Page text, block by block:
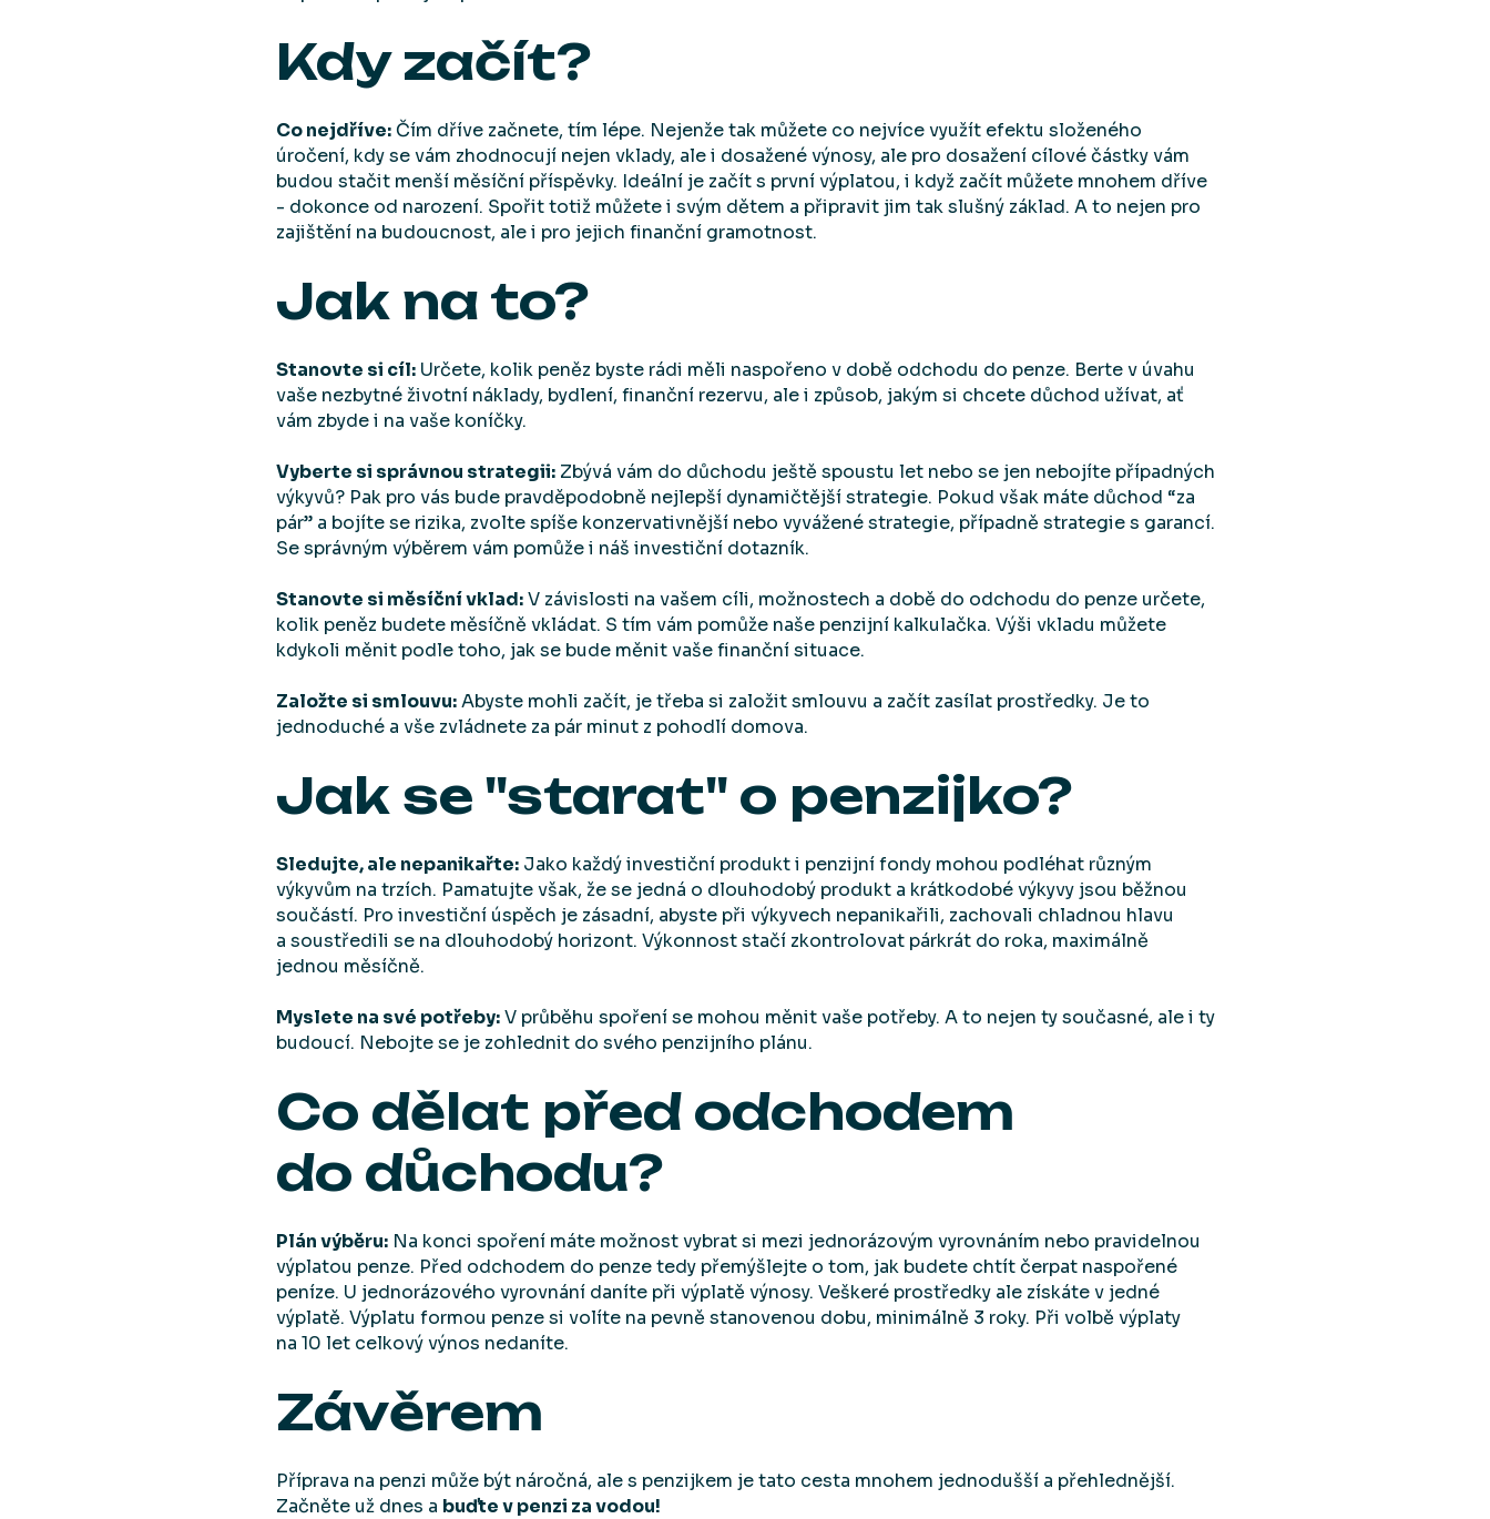
Kdy začít?
Co nejdříve:Čím dříve začnete, tím lépe. Nejenže tak můžete co nejvíce využít efektu složeného
úročení, kdy se vám zhodnocují nejen vklady, ale i dosažené výnosy, ale pro dosažení cílové částky vám
budou stačit menší měsíční příspěvky. Ideální je začít s první výplatou, i když začít můžete mnohem dříve
- dokonce od narození. Spořit totiž můžete i svým dětem a připravit jim tak slušný základ. A to nejen pro
zajištění na budoucnost, ale i pro jejich finanční gramotnost.
Jak na to?
Stanovte si cíl:Určete, kolik peněz byste rádi měli naspořeno v době odchodu do penze. Berte v úvahu
vaše nezbytné životní náklady, bydlení, finanční rezervu, ale i způsob, jakým si chcete důchod užívat, ať
vám zbyde i na vaše koníčky.
Vyberte si správnou strategii:Zbývá vám do důchodu ještě spoustu let nebo se jen nebojíte případných
výkyvů? Pak pro vás bude pravděpodobně nejlepší dynamičtější strategie. Pokud však máte důchod “za
pár” a bojíte se rizika, zvolte spíše konzervativnější nebo vyvážené strategie, případně strategie s garancí.
Se správným výběrem vám pomůže i náš investiční dotazník.
Stanovte si měsíční vklad:V závislosti na vašem cíli, možnostech a době do odchodu do penze určete,
kolik peněz budete měsíčně vkládat. S tím vám pomůže naše penzijní kalkulačka. Výši vkladu můžete
kdykoli měnit podle toho, jak se bude měnit vaše finanční situace.
Založte si smlouvu:Abyste mohli začít, je třeba si založit smlouvu a začít zasílat prostředky. Je to
jednoduché a vše zvládnete za pár minut z pohodlí domova.
Jak se "starat" o penzijko?
Sledujte, ale nepanikařte:Jako každý investiční produkt i penzijní fondy mohou podléhat různým
výkyvům na trzích. Pamatujte však, že se jedná o dlouhodobý produkt a krátkodobé výkyvy jsou běžnou
součástí. Pro investiční úspěch je zásadní, abyste při výkyvech nepanikařili, zachovali chladnou hlavu
a soustředili se na dlouhodobý horizont. Výkonnost stačí zkontrolovat párkrát do roka, maximálně
jednou měsíčně.
Myslete na své potřeby:V průběhu spoření se mohou měnit vaše potřeby. A to nejen ty současné, ale i ty
budoucí. Nebojte se je zohlednit do svého penzijního plánu.
Co dělat před odchodem
do důchodu?
Plán výběru:Na konci spoření máte možnost vybrat si mezi jednorázovým vyrovnáním nebo pravidelnou
výplatou penze. Před odchodem do penze tedy přemýšlejte o tom, jak budete chtít čerpat naspořené
peníze. U jednorázového vyrovnání daníte při výplatě výnosy. Veškeré prostředky ale získáte v jedné
výplatě. Výplatu formou penze si volíte na pevně stanovenou dobu, minimálně 3 roky. Při volbě výplaty
na 10 let celkový výnos nedaníte.
Závěrem
Příprava na penzi může být náročná, ale s penzijkem je tato cesta mnohem jednodušší a přehlednější.
Začněte už dnes a buďte v penzi za vodou!